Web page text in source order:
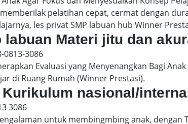
pelatihan cepat, cermat dengan
les privat SMP labuan hub Winner
Materi jitu dan
0813-3086
Evaluasi yang Menyenangkan Bagi
di Ruang Rumah (Winner Prestasi).
nasional/
3086
untuk membingmbing anak,